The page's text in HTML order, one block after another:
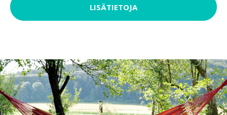
LISÄTIETOJA